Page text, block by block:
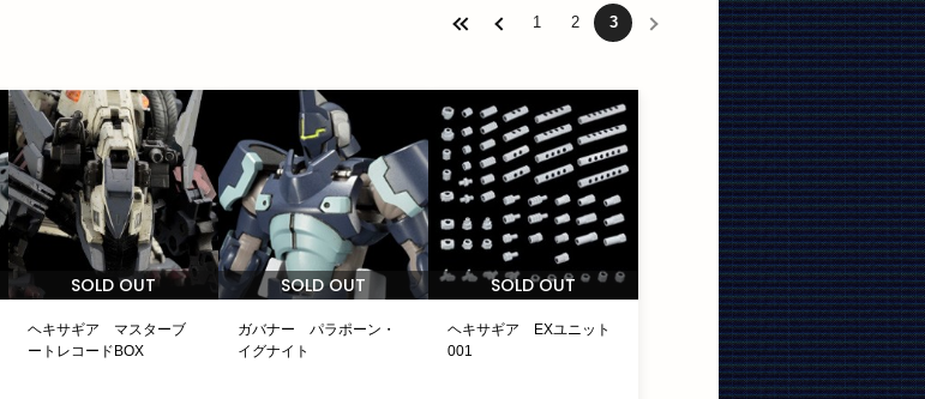
1 2 3
SOLD OUT
ヘキサギア マスターブ
ートレコードBOX
SOLD OUT
ガバナー パラポーン・
イグナイト
SOLD OUT
ヘキサギア EXユニット
001